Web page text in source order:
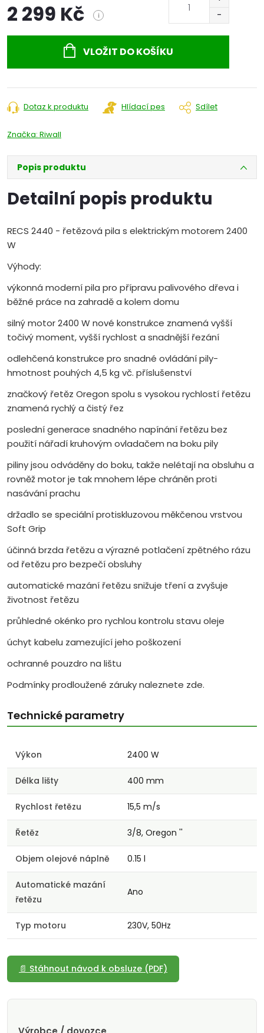
2 299 Kč i
VLOŽIT DO KOŠÍKU
Dotaz k produktu Hlídací pes Sdílet
Značka: Riwall
Popis produktu
Detailní popis produktu
RECS 2440 - řetězová pila s elektrickým motorem 2400
W
Výhody:
výkonná moderní pila pro přípravu palivového dřeva i
běžné práce na zahradě a kolem domu
silný motor 2400 W nové konstrukce znamená vyšší
točivý moment, vyšší rychlost a snadnější řezání
odlehčená konstrukce pro snadné ovládání pily-
hmotnost pouhých 4,5 kg vč. příslušenství
značkový řetěz Oregon spolu s vysokou rychlostí řetězu
znamená rychlý a čistý řez
poslední generace snadného napínání řetězu bez
použití nářadí kruhovým ovladačem na boku pily
piliny jsou odváděny do boku, takže nelétají na obsluhu a
rovněž motor je tak mnohem lépe chráněn proti
nasávání prachu
držadlo se speciální protiskluzovou měkčenou vrstvou
Soft Grip
účinná brzda řetězu a výrazné potlačení zpětného rázu
od řetězu pro bezpečí obsluhy
automatické mazání řetězu snižuje tření a zvyšuje
životnost řetězu
průhledné okénko pro rychlou kontrolu stavu oleje
úchyt kabelu zamezující jeho poškození
ochranné pouzdro na lištu
Podmínky prodloužené záruky naleznete zde.
Technické parametry
Výkon 2400 W
Délka lišty 400 mm
Rychlost řetězu 15,5 m/s
Řetěz 3/8, Oregon ''
Objem olejové náplně 0.15 l
Automatické mazání
řetězu
Ano
Typ motoru 230V, 50Hz
📄 Stáhnout návod k obsluze (PDF)